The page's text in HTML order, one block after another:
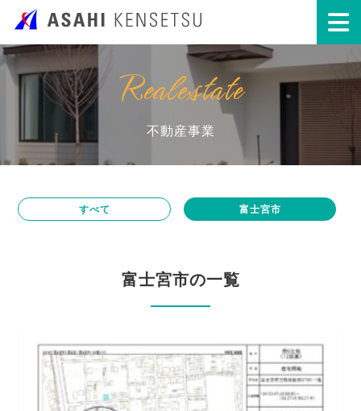
Realestate
不動産事業
すべて 富士宮市
富士宮市の一覧